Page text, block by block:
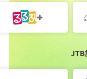
JTB